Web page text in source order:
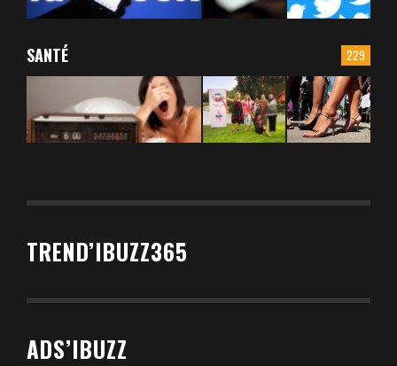
229
SANTÉ
TREND’IBUZZ365
ADS’IBUZZ